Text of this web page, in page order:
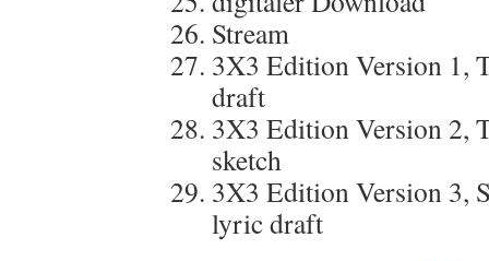
Stream
3X3 Edition Version 1,
draft
3X3 Edition Version 2,
sketch
3X3 Edition Version 3,
lyric draft